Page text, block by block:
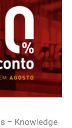
– Knowledge